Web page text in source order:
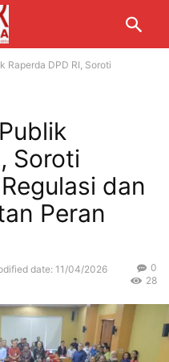
Raperda DPD RI, Soroti
Soroti
dan
Peran
date: 11/04/2026
0
28